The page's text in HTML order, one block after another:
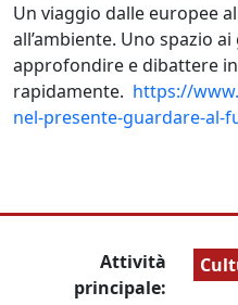
Un viaggio dalle europee
all’ambiente. Uno spazio
approfondire e dibattere
rapidamente. https://
nel-presente-guardare-al-
Attività
principale: